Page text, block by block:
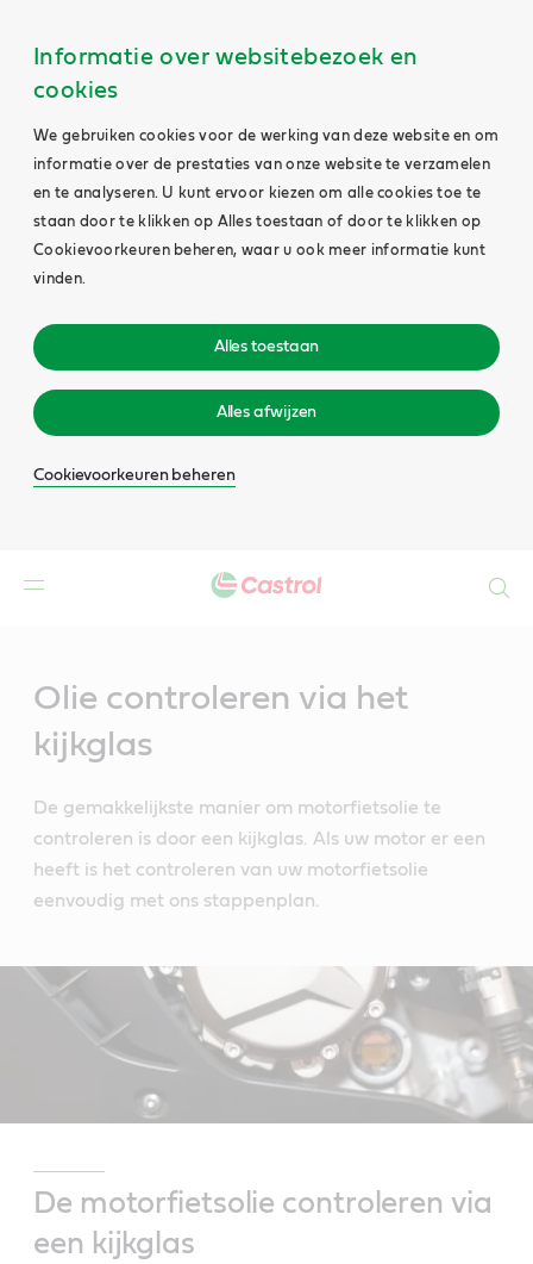
Informatie over websitebezoek en
cookies
We gebruiken cookies voor de werking van deze website en om
informatie over de prestaties van onze website te verzamelen
en te analyseren. U kunt ervoor kiezen om alle cookies toe te
staan door te klikken op Alles toestaan of door te klikken op
Cookievoorkeuren beheren, waar u ook meer informatie kunt
vinden.
Alles toestaan
Alles afwijzen
Cookievoorkeuren beheren
Olie controleren via het
kijkglas
De gemakkelijkste manier om motorfietsolie te
controleren is door een kijkglas. Als uw motor er een
heeft is het controleren van uw motorfietsolie
eenvoudig met ons stappenplan.
De motorfietsolie controleren via
een kijkglas